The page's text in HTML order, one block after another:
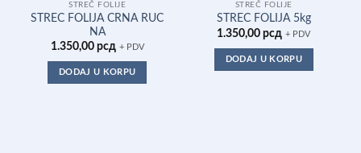
STREČ FOLIJE
STREC FOLIJA CRNA RUC
NA
1.350,00 рсд + PDV
DODAJ U KORPU
STREČ FOLIJE
STREC FOLIJA 5kg
1.350,00рсд + PDV
DODAJ U KORPU